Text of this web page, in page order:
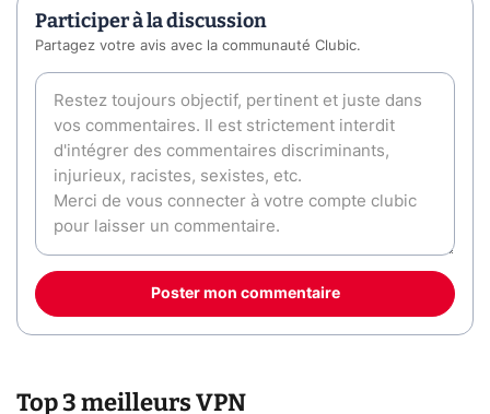
Participer à la discussion
Partagez votre avis avec la communauté Clubic.
Poster mon commentaire
Top 3 meilleurs VPN